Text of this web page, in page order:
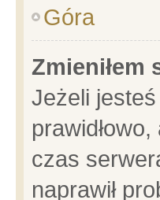
Góra
Zmieniłem
Jeżeli
czas
naprawił